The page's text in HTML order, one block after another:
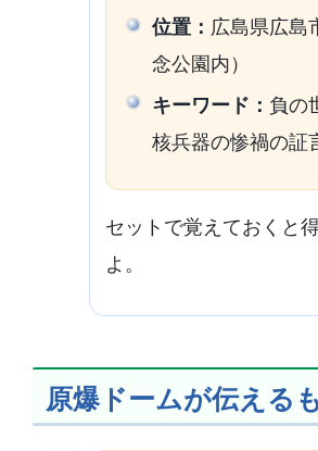
位置： 広島県広島
念公園内）
キーワード： 負の
核兵器の惨禍の証
セットで覚えておくと
よ。
原爆ドームが伝える